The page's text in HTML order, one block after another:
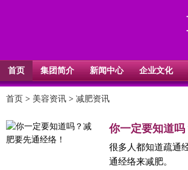
首页 集团简介 新闻中心 企业文化
首页 > 美容资讯 > 减肥资讯
你一定要知道
很多人都知道疏通
通经络来减肥。